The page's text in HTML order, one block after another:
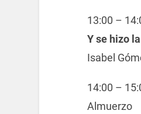
13:00 –
Y se hizo
Isabel
14:00 –
Almuerzo